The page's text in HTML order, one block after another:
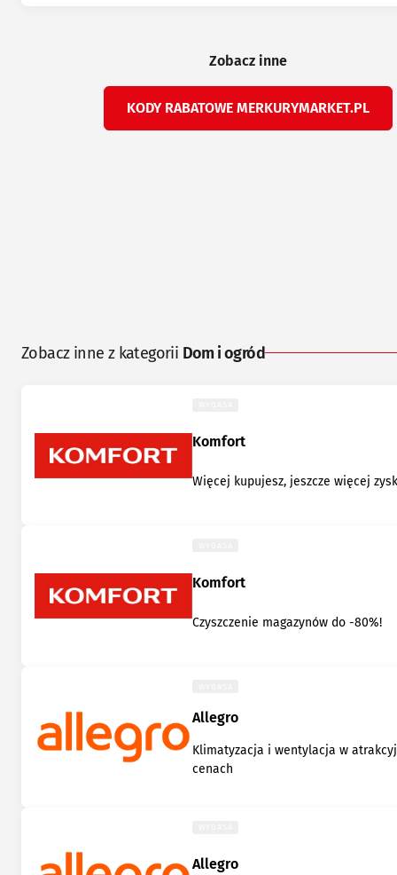
Zobacz inne
KODY RABATOWE MERKURYMARKET.PL
Zobacz inne z kategorii Dom i ogród
Komfort
Więcej kupujesz, jeszcze więcej
Komfort
Czyszczenie magazynów do -80%!
Allegro
Klimatyzacja i wentylacja w
cenach
Allegro